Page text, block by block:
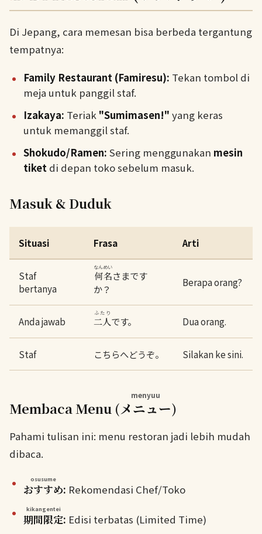
Di Jepang, cara memesan bisa berbeda tergantung
tempatnya:
Family Restaurant (Famiresu): Tekan tombol di
meja untuk panggil staf.
Izakaya: Teriak "Sumimasen!" yang keras
untuk memanggil staf.
Shokudo/Ramen: Sering menggunakan mesin
tiket di depan toko sebelum masuk.
Masuk & Duduk
Situasi Frasa Arti
Staf
bertanya
何名
なんめい
さまです
か？
Berapa orang?
Anda jawab 二人
ふたり
です。 Dua orang.
Staf こちらへどうぞ。 Silakan ke sini.
Membaca Menu (メニュー
menyuu
)
Pahami tulisan ini: menu restoran jadi lebih mudah
dibaca.
おすすめ
osusume
: Rekomendasi Chef/Toko
期間限定
kikangentei
: Edisi terbatas (Limited Time)